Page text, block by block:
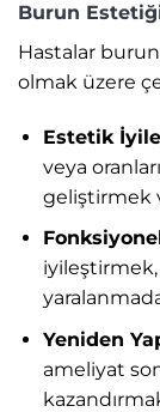
Burun
Hastalar
olmak üzere
Estetik
veya
geliştirmek
Yeniden
ameliyat